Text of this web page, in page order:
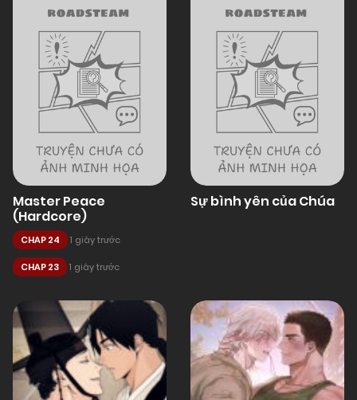
Master Peace
(Hardcore)
CHAP 24 1 giây trước
CHAP 23 1 giây trước
Sự bình yên của Chúa